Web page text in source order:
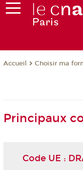
Accueil Choisir ma
Principaux
Code UE :